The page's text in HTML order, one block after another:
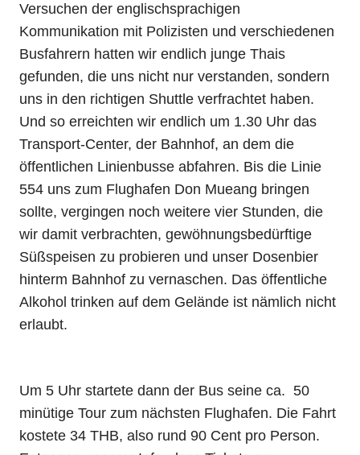
Versuchen der englischsprachigen
Kommunikation mit Polizisten und verschiedenen
Busfahrern hatten wir endlich junge Thais
gefunden, die uns nicht nur verstanden, sondern
uns in den richtigen Shuttle verfrachtet haben.
Und so erreichten wir endlich um 1.30 Uhr das
Transport-Center, der Bahnhof, an dem die
öffentlichen Linienbusse abfahren. Bis die Linie
554 uns zum Flughafen Don Mueang bringen
sollte, vergingen noch weitere vier Stunden, die
wir damit verbrachten, gewöhnungsbedürftige
Süßspeisen zu probieren und unser Dosenbier
hinterm Bahnhof zu vernaschen. Das öffentliche
Alkohol trinken auf dem Gelände ist nämlich nicht
erlaubt.
Um 5 Uhr startete dann der Bus seine ca. 50
minütige Tour zum nächsten Flughafen. Die Fahrt
kostete 34 THB, also rund 90 Cent pro Person.